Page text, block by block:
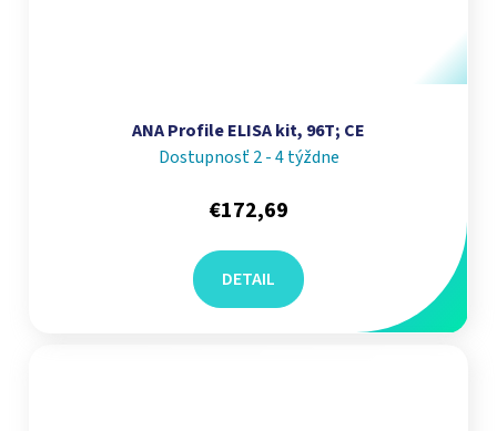
ANA Profile ELISA kit, 96T; CE
Dostupnosť 2 - 4 týždne
€172,69
DETAIL